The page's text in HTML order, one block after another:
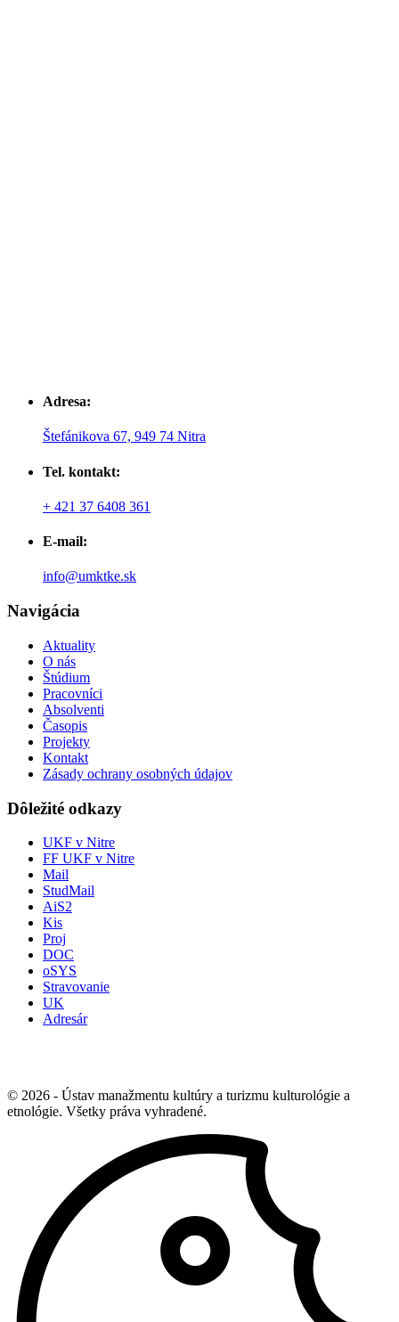
Adresa:
Štefánikova 67, 949 74 Nitra
Tel. kontakt:
+ 421 37 6408 361
E-mail:
info@umktke.sk
Navigácia
Aktuality
O nás
Štúdium
Pracovníci
Absolventi
Časopis
Projekty
Kontakt
Zásady ochrany osobných údajov
Dôležité odkazy
UKF v Nitre
FF UKF v Nitre
Mail
StudMail
AiS2
Kis
Proj
DOC
oSYS
Stravovanie
UK
Adresár
© 2026 - Ústav manažmentu kultúry a turizmu kulturológie a
etnológie. Všetky práva vyhradené.